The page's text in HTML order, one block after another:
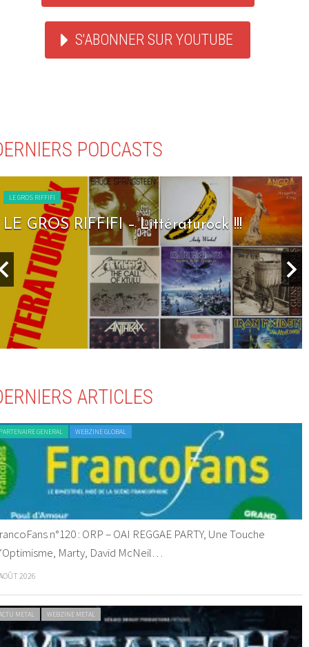
S'ABONNER SUR YOUTUBE
PODCASTS
LE GROS RIFFIFI
LE GROS RIFFIFI – Littératurock !!!
ARTICLES
GENERAL WEBZINE GLOBAL
n°120 : ORP – OAI REGGAE PARTY, Une Touche
Marty, David McNeil…
2026
METAL WEBZINE METAL